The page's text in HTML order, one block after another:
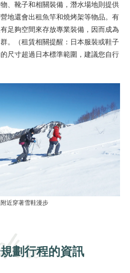
、靴子和相關裝備，潛水場地則提供
地還會出租魚竿和燒烤架等物品。有
足夠空間來存放專業裝備，因而成為
。（租賃相關提醒：日本服裝或鞋子
尺寸超過日本標準範圍，建議您自行
近穿著雪鞋漫步
劃行程的資訊